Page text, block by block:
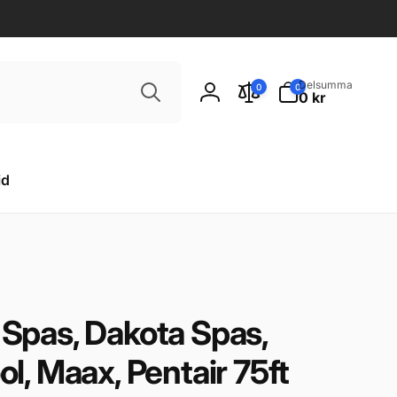
Logga
0 0
artiklar
Delsumma
0 kr
Dakota Spas,
Maax, Pentair 75ft